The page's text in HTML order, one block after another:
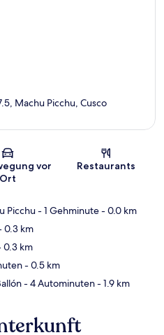
Karte
Machu Picchu, Cusco
vor
Ort
Restaurants
Picchu- 1 Gehminute- 0.0 km
0.3 km
0.3 km
- 0.5 km
- 4 Autominuten- 1.9 km